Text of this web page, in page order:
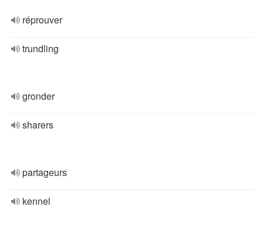
réprouver
trundling
gronder
sharers
partageurs
kennel